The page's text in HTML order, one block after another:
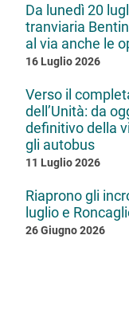
Da lunedì 20
tranviaria
al via anche le
16 Luglio 2026
Verso il
dell’Unità: da
definitivo della
gli autobus
11 Luglio 2026
Riaprono gli
luglio e
26 Giugno 2026